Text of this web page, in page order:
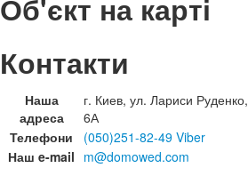
Об'єкт на карті
Контакти
Наша
адреса
г. Киев, ул. Лариси Руденко,
6А
Телефони
(050)251-82-49 Viber
Наш e-mail m@domowed.com